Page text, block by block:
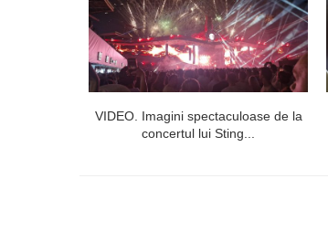
VIDEO. Imagini spectaculoase de la
concertul lui Sting...